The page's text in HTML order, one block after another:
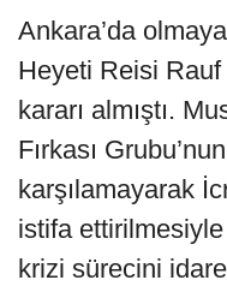
Ankara’da
Heyeti Reisi Rauf
kararı almıştı.
Fırkası
karşılamayarak
istifa
krizi sürecini